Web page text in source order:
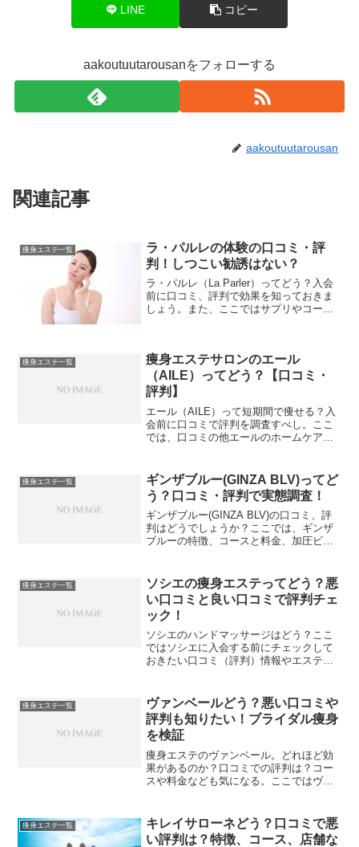
LINE コピー
aakoutuutarousanをフォローする
aakoutuutarousan
関連記事
痩身エステ一覧
ラ・パルレの体験の口コミ・評
判！しつこい勧誘はない？
ラ・パルレ（La Parler）ってどう？入会
前に口コミ、評判で効果を知っておきま
しょう。また、ここではサプリやコー
痩身エステ一覧
痩身エステサロンのエール
（AILE）ってどう？【口コミ・
評判】
エール（AILE）って短期間で痩せる？入
会前に口コミで評判を調査すべし。ここ
では、口コミの他エールのホームケア商
痩身エステ一覧
ギンザブルー(GINZA BLV)ってど
う？口コミ・評判で実態調査！
ギンザブルー(GINZA BLV)の口コミ、評
判はどうでしょうか？ここでは、ギンザ
ブルーの特徴、コースと料金、加圧ビュ
痩身エステ一覧
ソシエの痩身エステってどう？悪
い口コミと良い口コミで評判チェ
ック！
ソシエのハンドマッサージはどう？ここ
ではソシエに入会する前にチェックして
おきたい口コミ（評判）情報やエステの
痩身エステ一覧
ヴァンベールどう？悪い口コミや
評判も知りたい！ブライダル痩身
を検証
痩身エステのヴァンベール。どれほど効
果があるのか？口コミでの評判は？コー
スや料金なども気になる。ここではヴァ
痩身エステ一覧
キレイサローネどう？口コミで悪
い評判は？特徴、コース、店舗な